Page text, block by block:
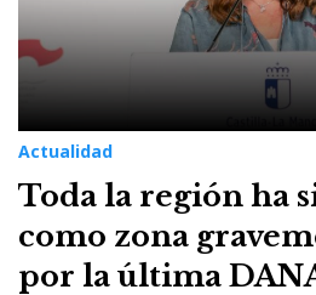
Actualidad
Toda la región ha
como zona
por la última